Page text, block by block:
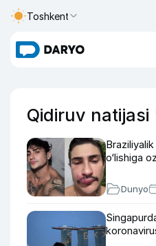
Toshkent
Qidiruv natijasi
o‘lishiga
Dunyo